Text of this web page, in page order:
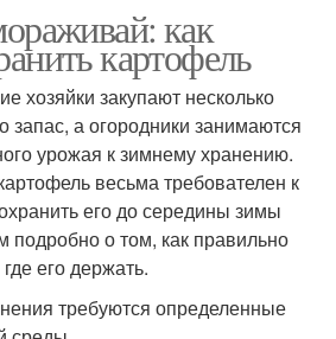
как
картофель
хозяйки закупают несколько
запас, а огородники занимаются
урожая к зимнему хранению.
весьма требователен к
его до середины зимы
подробно о том, как правильно
его держать.
требуются определенные